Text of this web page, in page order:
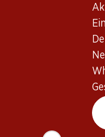
Trinktemperatur